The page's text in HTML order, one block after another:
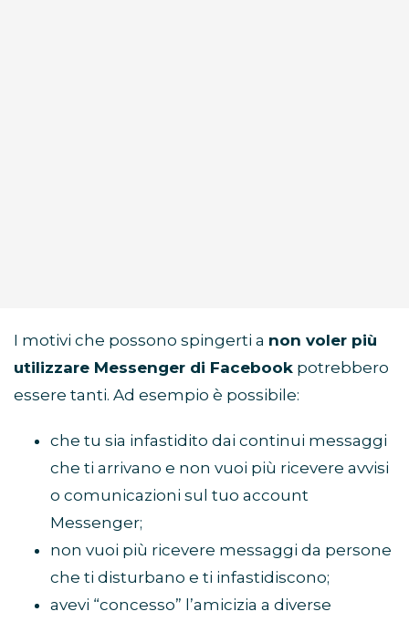
I motivi che possono spingerti a non voler più
utilizzare Messenger di Facebook potrebbero
essere tanti. Ad esempio è possibile:
che tu sia infastidito dai continui messaggi
che ti arrivano e non vuoi più ricevere avvisi
o comunicazioni sul tuo account
Messenger;
non vuoi più ricevere messaggi da persone
che ti disturbano e ti infastidiscono;
avevi “concesso” l’amicizia a diverse